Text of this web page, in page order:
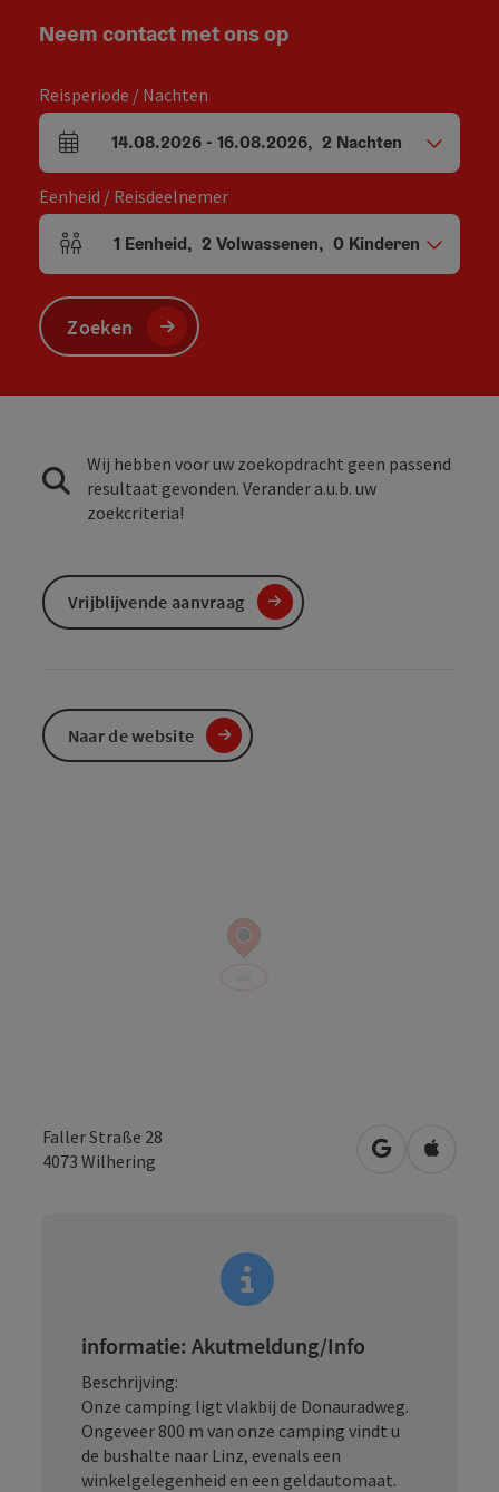
Faller Straße 28
4073 Wilhering Openen in
informatie: Akutmeldung/Info
Beschrijving:
Onze camping ligt vlakbij de Donauradweg.
Ongeveer 800 m van onze camping vindt u
de bushalte naar Linz, evenals een
winkelgelegenheid en een geldautomaat.
Neem contact met ons op
Reisperiode / Nachten
Velden voor aankomst en vertrek
14.08.2026- 16.08.2026, 2 Nachten
Eenheid / Reisdeelnemer
Aantal eenheden en persoonsvelden
1 Eenheid, 2 Volwassenen, 0 Kinderen
Zoeken
Wij hebben voor uw zoekopdracht geen passend
resultaat gevonden. Verander a.u.b. uw
zoekcriteria!
Vrijblijvende aanvraag
Naar de website